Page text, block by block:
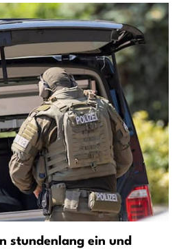
stundenlang ein und